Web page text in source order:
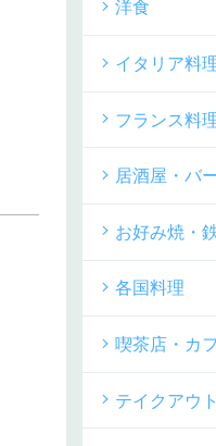
洋食
イタリア料
フランス料
居酒屋・バ
お好み焼・
各国料理
喫茶店・カ
テイクアウト